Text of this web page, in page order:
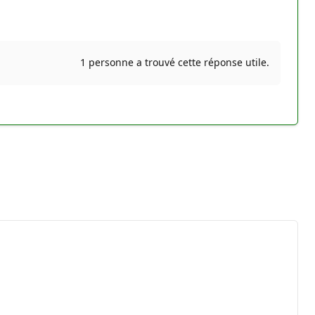
1 personne a trouvé cette réponse utile.